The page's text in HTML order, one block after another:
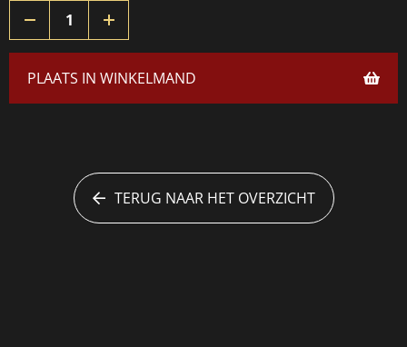
PLAATS IN WINKELMAND
TERUG NAAR HET OVERZICHT